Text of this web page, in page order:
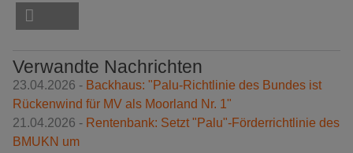
Verwandte Nachrichten
23.04.2026 - Backhaus: "Palu-Richtlinie des Bundes ist
Rückenwind für MV als Moorland Nr. 1"
21.04.2026 - Rentenbank: Setzt "Palu"-Förderrichtlinie des
BMUKN um